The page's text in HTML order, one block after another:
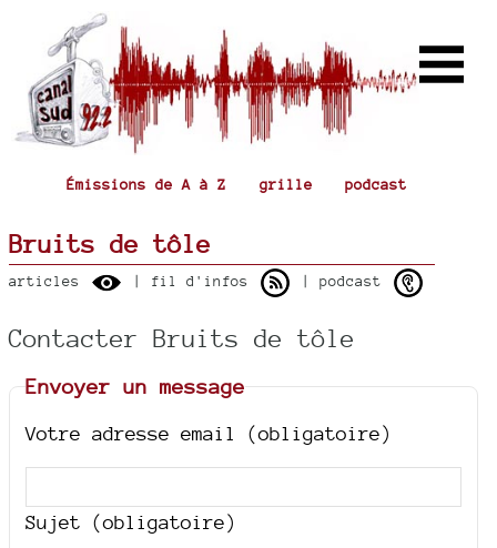
Émissions de A à Z grille podcast
Bruits de tôle
articles | fil d'infos | podcast
Contacter Bruits de tôle
Envoyer un message
Votre adresse email (obligatoire)
Sujet (obligatoire)